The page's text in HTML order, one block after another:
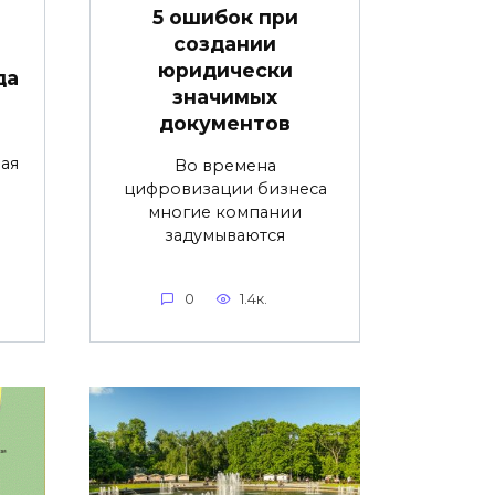
5 ошибок при
создании
юридически
значимых
документов
Во времена
цифровизации бизнеса
многие компании
задумываются
0 1.4к.